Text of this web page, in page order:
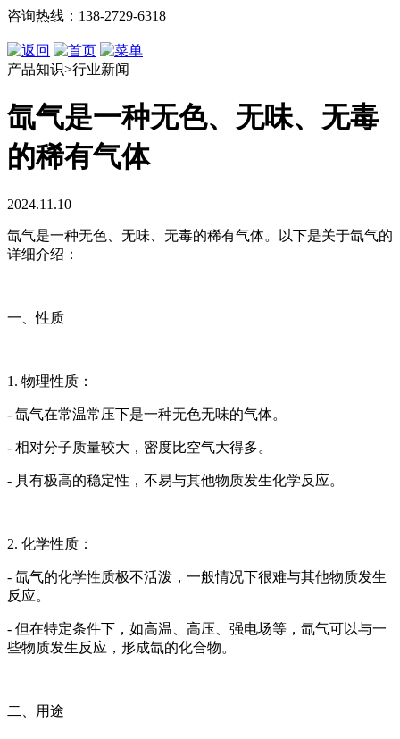
咨询热线：138-2729-6318
产品知识>行业新闻
氙气是一种无色、无味、无毒
的稀有气体
2024.11.10
氙气是一种无色、无味、无毒的稀有气体。以下是关于氙气的
详细介绍：
一、性质
1. 物理性质：
- 氙气在常温常压下是一种无色无味的气体。
- 相对分子质量较大，密度比空气大得多。
- 具有极高的稳定性，不易与其他物质发生化学反应。
2. 化学性质：
- 氙气的化学性质极不活泼，一般情况下很难与其他物质发生
反应。
- 但在特定条件下，如高温、高压、强电场等，氙气可以与一
些物质发生反应，形成氙的化合物。
二、用途